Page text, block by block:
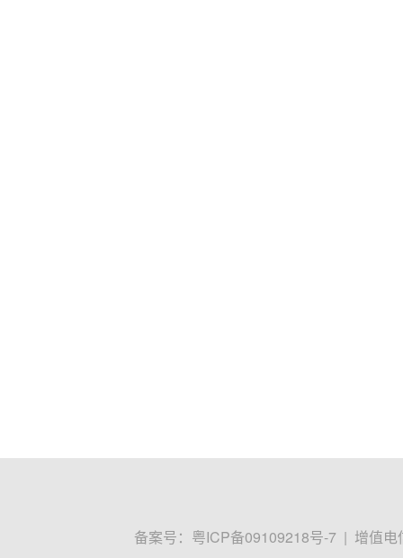
备案号： 粤ICP备09109218号-7 | 增值电